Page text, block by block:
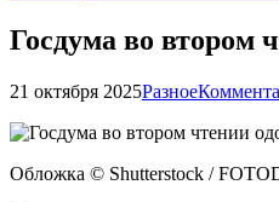
Госдума во втором
21 октября 2025Разное
Обложка © Shutterstock /